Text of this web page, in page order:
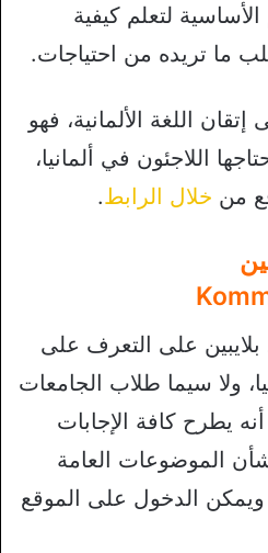
لتعلم كيفية
ما تريده من احتياجات.
اللغة الألمانية، فهو
اللاجئون في ألمانيا،
من خلال الرابط.
على التعرف على
ولا سيما طلاب الجامعات
يطرح كافة الإجابات
الموضوعات العامة
ويمكن الدخول على الموقع